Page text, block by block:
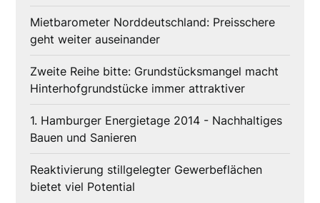
Mietbarometer Norddeutschland: Preisschere
geht weiter auseinander
Zweite Reihe bitte: Grundstücksmangel macht
Hinterhofgrundstücke immer attraktiver
1. Hamburger Energietage 2014 - Nachhaltiges
Bauen und Sanieren
Reaktivierung stillgelegter Gewerbeflächen
bietet viel Potential